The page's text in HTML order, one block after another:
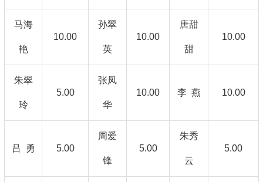
马海
艳
10.00
孙翠
英
10.00
唐甜
甜
10.00
朱翠
玲
5.00
张凤
华
10.00 李 燕 10.00
吕 勇 5.00
周爱
锋
5.00
朱秀
云
5.00